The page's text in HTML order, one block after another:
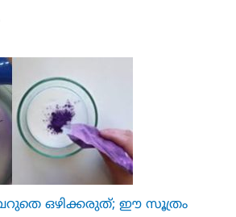
ഒഴിക്കരുത്; ഈ സൂത്രം